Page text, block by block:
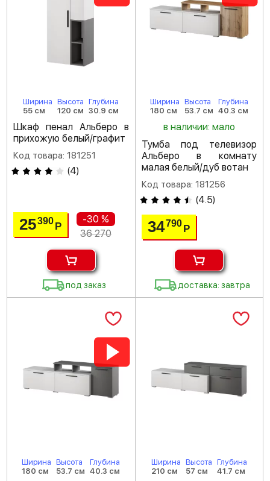
Ширина
55 см
Высота
120 см
Глубина
30.9 см
Шкаф пенал Альберо в
прихожую белый/графит
Код товара: 181251
(4)
25390Р
-30 %
36 270
под заказ
Ширина
180 см
Высота
53.7 см
Глубина
40.3 см
в наличии: мало
Тумба под телевизор
Альберо в комнату
малая белый/дуб вотан
Код товара: 181256
(4.5)
34790 Р
доставка: завтра
Ширина
180 см
Высота
53.7 см
Глубина
40.3 см
Ширина
210 см
Высота
57 см
Глубина
41.7 см